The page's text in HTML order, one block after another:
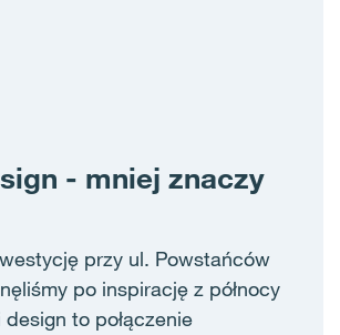
- mniej znaczy
przy ul. Powstańców
po inspirację z północy
design to połączenie